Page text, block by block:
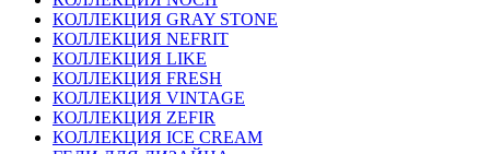
КОЛЛЕКЦИЯ GRAY STONE
КОЛЛЕКЦИЯ NEFRIT
КОЛЛЕКЦИЯ LIKE
КОЛЛЕКЦИЯ FRESH
КОЛЛЕКЦИЯ VINTAGE
КОЛЛЕКЦИЯ ZEFIR
КОЛЛЕКЦИЯ ICE CREAM